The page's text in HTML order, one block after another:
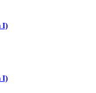
I)
I)